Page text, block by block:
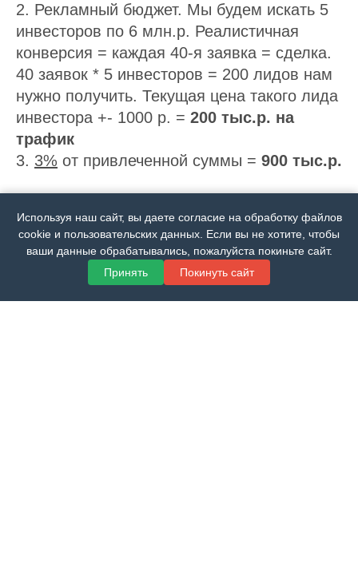
2. Рекламный бюджет. Мы будем искать 5
инвесторов по 6 млн.р. Реалистичная
конверсия = каждая 40-я заявка = сделка.
40 заявок * 5 инвесторов = 200 лидов нам
нужно получить. Текущая цена такого лида
инвестора +- 1000 р. = 200 тыс.р. на
трафик
3. 3% от привлеченной суммы = 900 тыс.р.
000 р.
~4% от привлеченной суммы
Используя наш сайт, вы даете согласие на обработку файлов
cookie и пользовательских данных. Если вы не хотите, чтобы
ваши данные обрабатывались, пожалуйста покиньте сайт.
Принять
Покинуть сайт